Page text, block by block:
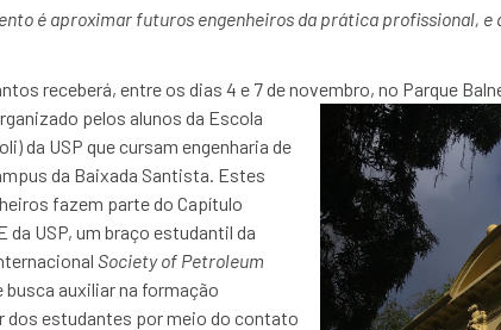
é aproximar futuros engenheiros da prática profissional, e
receberá, entre os dias 4 e 7 de novembro, no Parque
pelos alunos da Escola
da USP que cursam engenharia de
da Baixada Santista. Estes
fazem parte do Capítulo
da USP, um braço estudantil da
Society of Petroleum
busca auxiliar na formação
dos estudantes por meio do contato